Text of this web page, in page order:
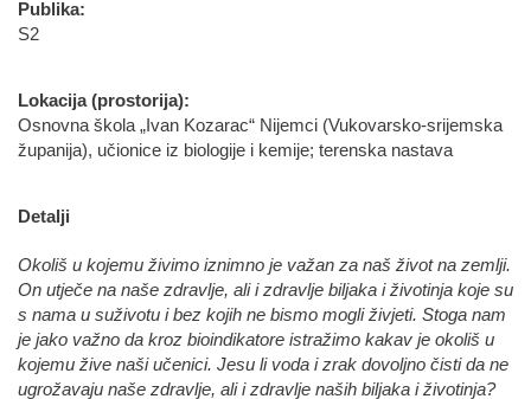
Publika:
S2
Lokacija (prostorija):
Osnovna škola „Ivan Kozarac“ Nijemci (Vukovarsko-srijemska
županija), učionice iz biologije i kemije; terenska nastava
Detalji
Okoliš u kojemu živimo iznimno je važan za naš život na zemlji.
On utječe na naše zdravlje, ali i zdravlje biljaka i životinja koje su
s nama u suživotu i bez kojih ne bismo mogli živjeti. Stoga nam
je jako važno da kroz bioindikatore istražimo kakav je okoliš u
kojemu žive naši učenici. Jesu li voda i zrak dovoljno čisti da ne
ugrožavaju naše zdravlje, ali i zdravlje naših biljaka i životinja?